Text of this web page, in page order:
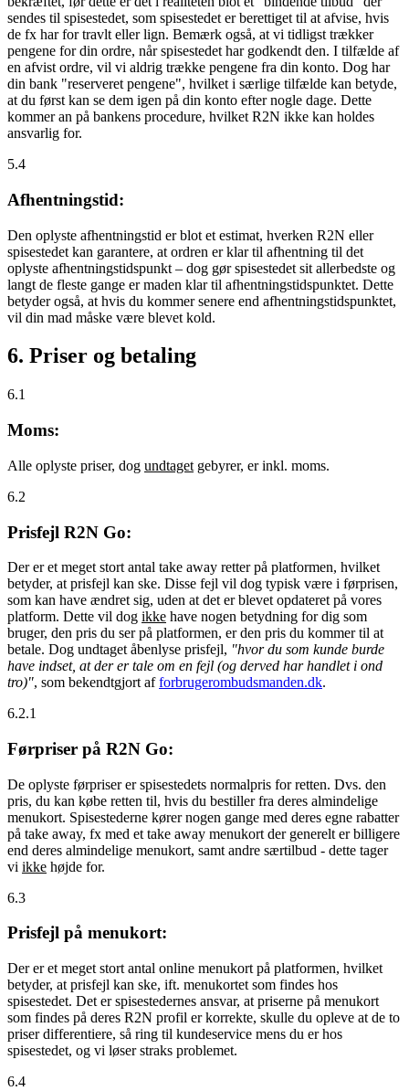
sendes til spisestedet, som spisestedet er berettiget til at afvise, hvis
de fx har for travlt eller lign. Bemærk også, at vi tidligst trækker
pengene for din ordre, når spisestedet har godkendt den. I tilfælde af
en afvist ordre, vil vi aldrig trække pengene fra din konto. Dog har
din bank "reserveret pengene", hvilket i særlige tilfælde kan betyde,
at du først kan se dem igen på din konto efter nogle dage. Dette
kommer an på bankens procedure, hvilket R2N ikke kan holdes
ansvarlig for.
5.4
Afhentningstid:
Den oplyste afhentningstid er blot et estimat, hverken R2N eller
spisestedet kan garantere, at ordren er klar til afhentning til det
oplyste afhentningstidspunkt – dog gør spisestedet sit allerbedste og
langt de fleste gange er maden klar til afhentningstidspunktet. Dette
betyder også, at hvis du kommer senere end afhentningstidspunktet,
vil din mad måske være blevet kold.
6. Priser og betaling
6.1
Moms:
Alle oplyste priser, dog undtaget gebyrer, er inkl. moms.
6.2
Prisfejl R2N Go:
Der er et meget stort antal take away retter på platformen, hvilket
betyder, at prisfejl kan ske. Disse fejl vil dog typisk være i førprisen,
som kan have ændret sig, uden at det er blevet opdateret på vores
platform. Dette vil dog ikke have nogen betydning for dig som
bruger, den pris du ser på platformen, er den pris du kommer til at
betale. Dog undtaget åbenlyse prisfejl, "hvor du som kunde burde
have indset, at der er tale om en fejl (og derved har handlet i ond
tro)", som bekendtgjort afforbrugerombudsmanden.dk.
6.2.1
Førpriser på R2N Go:
De oplyste førpriser er spisestedets normalpris for retten. Dvs. den
pris, du kan købe retten til, hvis du bestiller fra deres almindelige
menukort. Spisestederne kører nogen gange med deres egne rabatter
på take away, fx med et take away menukort der generelt er billigere
end deres almindelige menukort, samt andre særtilbud - dette tager
vi ikke højde for.
6.3
Prisfejl på menukort:
Der er et meget stort antal online menukort på platformen, hvilket
betyder, at prisfejl kan ske, ift. menukortet som findes hos
spisestedet. Det er spisestedernes ansvar, at priserne på menukort
som findes på deres R2N profil er korrekte, skulle du opleve at de to
priser differentiere, så ring til kundeservice mens du er hos
spisestedet, og vi løser straks problemet.
6.4